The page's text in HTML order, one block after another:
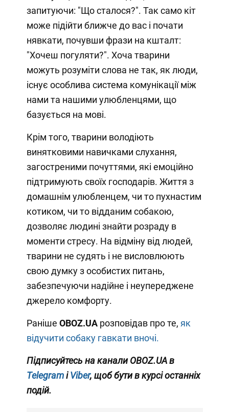
запитуючи: "Що сталося?". Так само кіт
може підійти ближче до вас і почати
нявкати, почувши фрази на кшталт:
"Хочеш погуляти?". Хоча тварини
можуть розуміти слова не так, як люди,
існує особлива система комунікації між
нами та нашими улюбленцями, що
базується на мові.
Крім того, тварини володіють
винятковими навичками слухання,
загостреними почуттями, які емоційно
підтримують своїх господарів. Життя з
домашнім улюбленцем, чи то пухнастим
котиком, чи то відданим собакою,
дозволяє людині знайти розраду в
моменти стресу. На відміну від людей,
тварини не судять і не висловлюють
свою думку з особистих питань,
забезпечуючи надійне і неупереджене
джерело комфорту.
Раніше OBOZ.UA розповідав про те, як
відучити собаку гавкати вночі.
Підписуйтесь на канали OBOZ.UAв
TelegramіViber, щоб бути в курсі останніх
подій.